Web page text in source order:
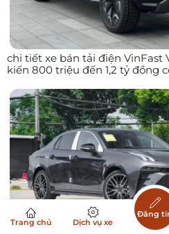
chi tiết xe bán tải điện VinFast
kiến 800 triệu đến 1,2 tỷ đồng
Trang chủ Dịch vụ xe
Đăng